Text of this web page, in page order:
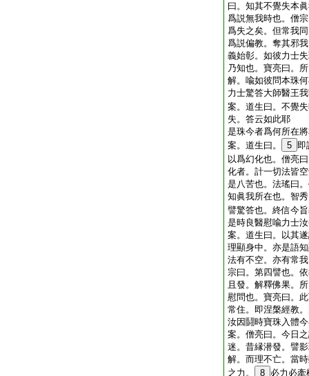
曰。知其不覺失本
爲説無我時也。僧
爲失之矣。但常我
爲説偏教。奪其邪
義始彰。如彼力士
乃知也。寶亮曰。
解。喩如彼問本珠
力士驚答大師醫王
案。道生曰。不覺
失。答云如此耶
是珠今者爲何所在
案。道生曰。
5 即
以爲幻化也。僧亮
化者。計一切法皆
是八苦也。法瑤曰
知眞我所在也。智
譬驚答也。終信今
是時良醫慰喩力士
案。道生曰。以其
理顯身中。亦是語
法有不空。亦有常
宗曰。第四譬也。
且發。解釋佛果。
慰問也。寶亮曰。
常住。即涅槃經教
汝因鬪時寶珠入體
案。僧亮曰。今日
迷。昔縁潜發。譬
解。而理不亡。當
之力。
8 必力必